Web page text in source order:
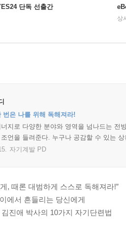
단독 선출간
상
번은 나를 위해 독해져라!
지로 다양한 분야와 영역을 넘나드는 전
언을 들려준다. 누구나 공감할 수 있는
자기계발 PD
, 때론 대범하게 스스로 독해져라!”
에서 흔들리는 당신에게
진애 박사의 10가지 자기단련법